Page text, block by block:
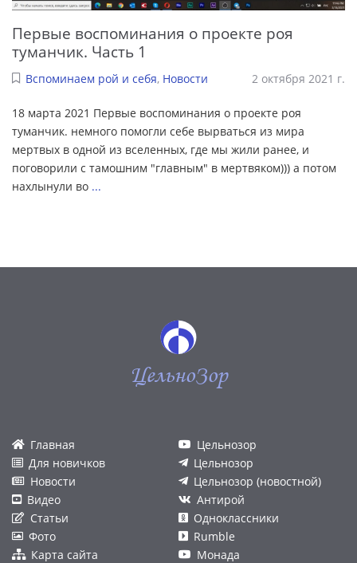
Первые воспоминания о проекте роя
туманчик. Часть 1
Вспоминаем рой и себя, Новости 2 октября 2021 г.
18 марта 2021 Первые воспоминания о проекте роя
туманчик. немного помогли себе вырваться из мира
мертвых в одной из вселенных, где мы жили ранее, и
поговорили с тамошним "главным" в мертвяком))) а потом
нахлынули во ...
ЦельноЗор
Главная
Для новичков
Новости
Видео
Статьи
Фото
Карта сайта
Цельнозор
Цельнозор
Цельнозор (новостной)
Антирой
Одноклассники
Rumble
Монада